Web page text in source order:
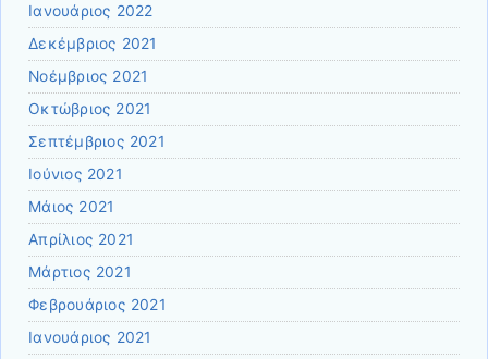
Ιανουάριος 2022
Δεκέμβριος 2021
Νοέμβριος 2021
Οκτώβριος 2021
Σεπτέμβριος 2021
Ιούνιος 2021
Μάιος 2021
Απρίλιος 2021
Μάρτιος 2021
Φεβρουάριος 2021
Ιανουάριος 2021